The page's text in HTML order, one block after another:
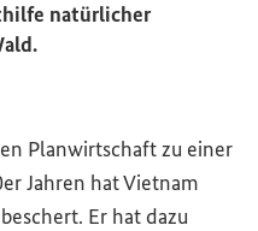
natürlicher
Planwirtschaft zu einer
Jahren hat Vietnam
Er hat dazu